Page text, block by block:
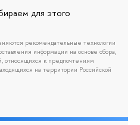
для этого
рекомендательные технологии
информации на основе сбора,
относящихся к предпочтениям
на территории Российской